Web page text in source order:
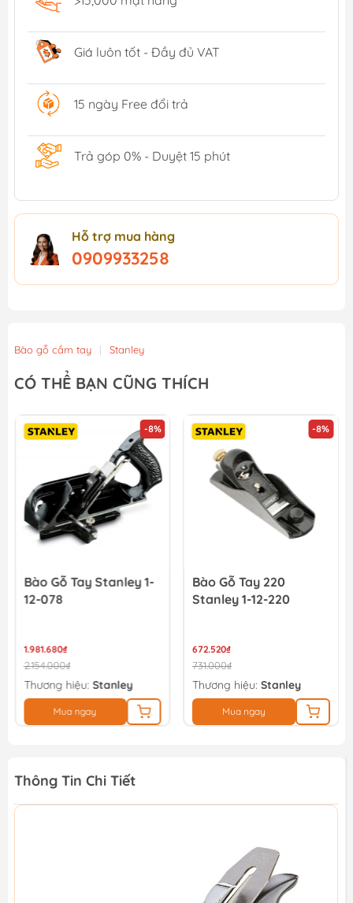
Giá luôn tốt - Đầy đủ VAT
15 ngày Free đổi trả
Trả góp 0% - Duyệt 15 phút
Hỗ trợ mua hàng
0909933258
Bào gỗ cầm tay | Stanley
CÓ THỂ BẠN CŨNG THÍCH
-8%
Bào Gỗ Tay Stanley 1-
12-078
1.981.680₫
2.154.000₫
Thương hiệu: Stanley
Mua ngay
-8%
Bào Gỗ Tay 220
Stanley 1-12-220
672.520₫
731.000₫
Thương hiệu: Stanley
Mua ngay
Thông Tin Chi Tiết